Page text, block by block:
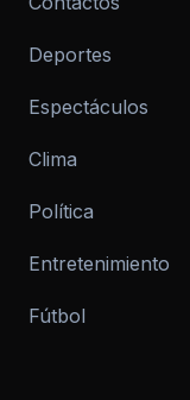
Deportes
Espectáculos
Clima
Política
Entretenimiento
Fútbol